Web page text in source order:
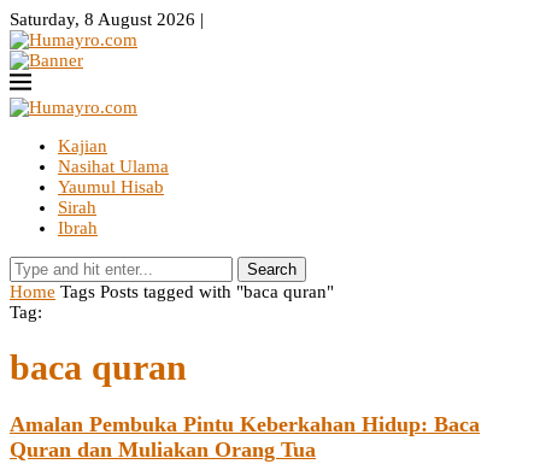
Saturday, 8 August 2026 |
Kajian
Nasihat Ulama
Yaumul Hisab
Sirah
Ibrah
Search
Home Tags Posts tagged with "baca quran"
Tag:
baca quran
Amalan Pembuka Pintu Keberkahan Hidup: Baca
Quran dan Muliakan Orang Tua